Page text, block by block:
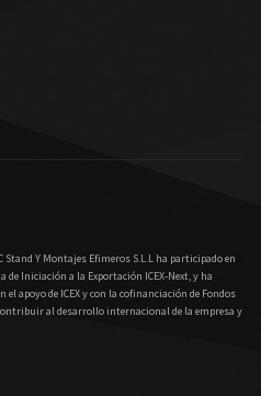
Stand Y Montajes Efimeros S.L.L ha participado en
de Iniciación a la Exportación ICEX‐Next, y ha
el apoyo de ICEX y con la cofinanciación de Fondos
al desarrollo internacional de la empresa y